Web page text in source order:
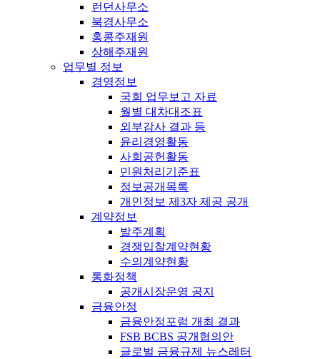
런던사무소
북경사무소
홍콩주재원
상해주재원
업무별 정보
경영정보
국회 업무보고 자료
월별 대차대조표
외부감사 결과 등
윤리경영활동
사회공헌활동
민원처리기준표
정보공개목록
개인정보 제3자 제공 공개
계약정보
발주계획
경쟁입찰계약현황
수의계약현황
통화정책
공개시장운영 공지
금융안정
금융안정포럼 개최 결과
FSB BCBS 공개협의안
글로벌 금융규제 뉴스레터